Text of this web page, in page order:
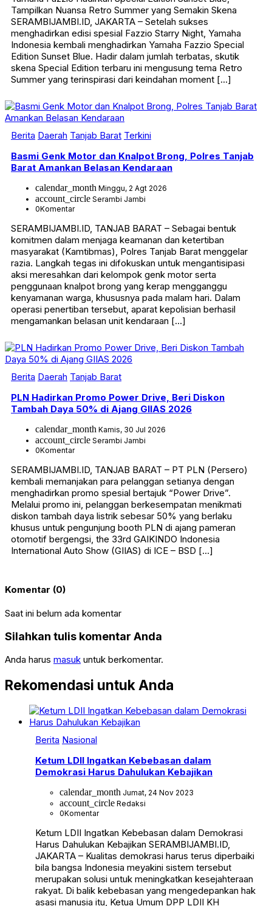
Tampilkan Nuansa Retro Summer yang Semakin Skena
SERAMBIJAMBI.ID, JAKARTA – Setelah sukses
menghadirkan edisi spesial Fazzio Starry Night, Yamaha
Indonesia kembali menghadirkan Yamaha Fazzio Special
Edition Sunset Blue. Hadir dalam jumlah terbatas, skutik
skena Special Edition terbaru ini mengusung tema Retro
Summer yang terinspirasi dari keindahan moment […]
Berita Daerah Tanjab Barat Terkini
Basmi Genk Motor dan Knalpot Brong, Polres Tanjab
Barat Amankan Belasan Kendaraan
calendar_month Minggu, 2 Agt 2026
account_circle Serambi Jambi
0Komentar
SERAMBIJAMBI.ID, TANJAB BARAT – Sebagai bentuk
komitmen dalam menjaga keamanan dan ketertiban
masyarakat (Kamtibmas), Polres Tanjab Barat menggelar
razia. Langkah tegas ini difokuskan untuk mengantisipasi
aksi meresahkan dari kelompok genk motor serta
penggunaan knalpot brong yang kerap mengganggu
kenyamanan warga, khususnya pada malam hari. Dalam
operasi penertiban tersebut, aparat kepolisian berhasil
mengamankan belasan unit kendaraan […]
Berita Daerah Tanjab Barat
PLN Hadirkan Promo Power Drive, Beri Diskon
Tambah Daya 50% di Ajang GIIAS 2026
calendar_month Kamis, 30 Jul 2026
account_circle Serambi Jambi
0Komentar
SERAMBIJAMBI.ID, TANJAB BARAT – PT PLN (Persero)
kembali memanjakan para pelanggan setianya dengan
menghadirkan promo spesial bertajuk “Power Drive”.
Melalui promo ini, pelanggan berkesempatan menikmati
diskon tambah daya listrik sebesar 50% yang berlaku
khusus untuk pengunjung booth PLN di ajang pameran
otomotif bergengsi, the 33rd GAIKINDO Indonesia
International Auto Show (GIIAS) di ICE – BSD […]
Komentar (0)
Saat ini belum ada komentar
Silahkan tulis komentar Anda
Anda harus masuk untuk berkomentar.
Rekomendasi untuk Anda
Berita Nasional
Ketum LDII Ingatkan Kebebasan dalam
Demokrasi Harus Dahulukan Kebajikan
calendar_month Jumat, 24 Nov 2023
account_circle Redaksi
0Komentar
Ketum LDII Ingatkan Kebebasan dalam Demokrasi
Harus Dahulukan Kebajikan SERAMBIJAMBI.ID,
JAKARTA – Kualitas demokrasi harus terus diperbaiki
bila bangsa Indonesia meyakini sistem tersebut
merupakan solusi untuk meningkatkan kesejahteraan
rakyat. Di balik kebebasan yang mengedepankan hak
asasi manusia itu, Ketua Umum DPP LDII KH